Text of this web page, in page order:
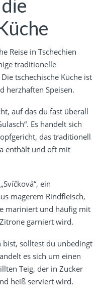
Reise in Tschechien
traditionelle
tschechische Küche ist
herzhaften Speisen.
auf das du fast überall
Es handelt sich
das traditionell
enthält und oft mit
ein
magerem Rindfleisch,
mariniert und häufig mit
garniert wird.
bist, solltest du unbedingt
es sich um einen
Teig, der in Zucker
heiß serviert wird.